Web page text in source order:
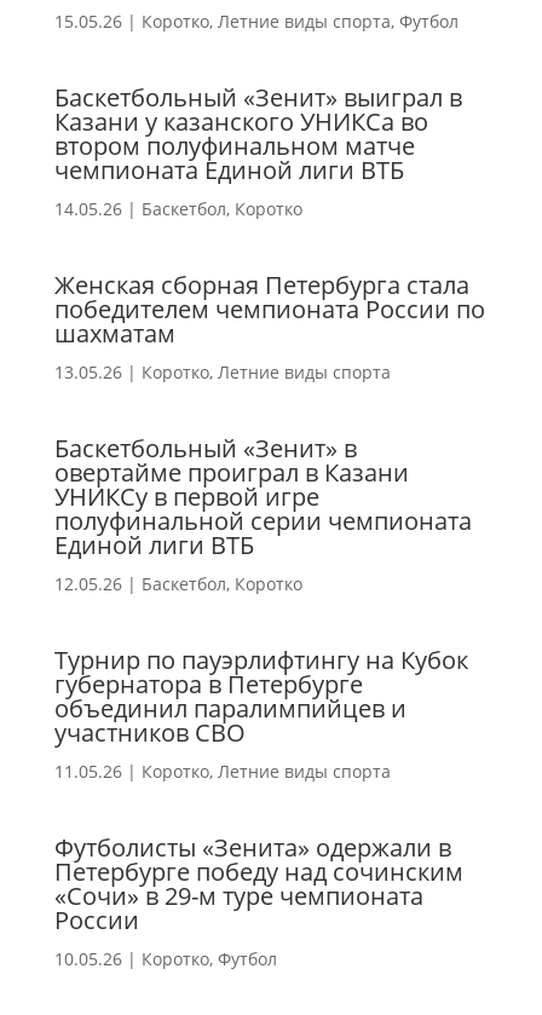
15.05.26| Коротко, Летние виды спорта, Футбол
Баскетбольный «Зенит» выиграл в
Казани у казанского УНИКСа во
втором полуфинальном матче
чемпионата Единой лиги ВТБ
14.05.26| Баскетбол, Коротко
Женская сборная Петербурга стала
победителем чемпионата России по
шахматам
13.05.26| Коротко, Летние виды спорта
Баскетбольный «Зенит» в
овертайме проиграл в Казани
УНИКСу в первой игре
полуфинальной серии чемпионата
Единой лиги ВТБ
12.05.26| Баскетбол, Коротко
Турнир по пауэрлифтингу на Кубок
губернатора в Петербурге
объединил паралимпийцев и
участников СВО
11.05.26| Коротко, Летние виды спорта
Футболисты «Зенита» одержали в
Петербурге победу над сочинским
«Сочи» в 29-м туре чемпионата
России
10.05.26| Коротко, Футбол